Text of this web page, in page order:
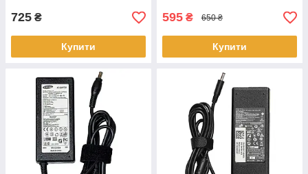
725 ₴
Купити
595 ₴ 650 ₴
Купити